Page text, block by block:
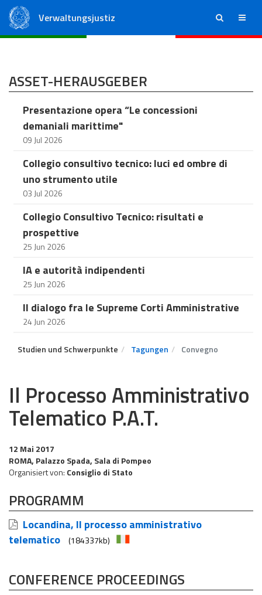
Verwaltungsjustiz ricerca menu
ASSET-HERAUSGEBER
Presentazione opera “Le concessioni
demaniali marittime"
09 Jul 2026
Collegio consultivo tecnico: luci ed ombre di
uno strumento utile
03 Jul 2026
Collegio Consultivo Tecnico: risultati e
prospettive
25 Jun 2026
IA e autorità indipendenti
25 Jun 2026
Il dialogo fra le Supreme Corti Amministrative
24 Jun 2026
Studien und Schwerpunkte Tagungen Convegno
Il Processo Amministrativo
Telematico P.A.T.
12 Mai 2017
ROMA, Palazzo Spada, Sala di Pompeo
Organisiert von: Consiglio di Stato
PROGRAMM
Locandina, Il processo amministrativo
telematico
(184337kb)
CONFERENCE PROCEEDINGS